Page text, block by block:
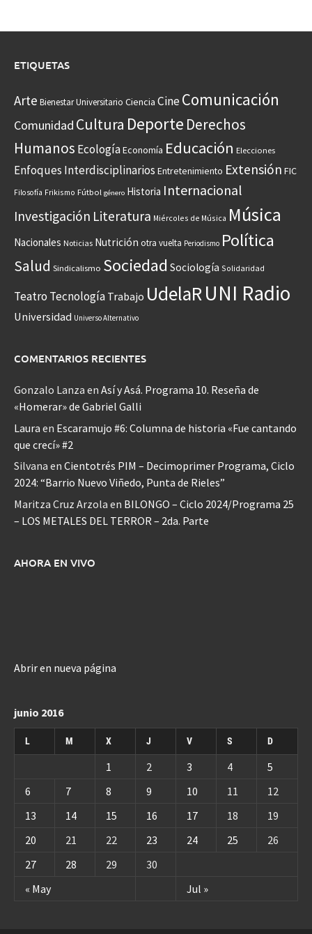
ETIQUETAS
Arte Bienestar Universitario Ciencia CineComunicación
Comunidad Cultura Deporte Derechos
Humanos EcologíaEconomía Educación Elecciones
Enfoques Interdisciplinarios Entretenimiento Extensión FIC
Filosofía Frikismo Fútbol género Historia Internacional
Investigación Literatura Miércoles de Música Música
Nacionales Noticias Nutrición otra vuelta Periodismo Política
Salud Sindicalismo Sociedad Sociología Solidaridad
Teatro Tecnología Trabajo UdelaRUNI Radio
Universidad Universo Alternativo
COMENTARIOS RECIENTES
Gonzalo Lanza en Así y Asá. Programa 10. Reseña de
«Homerar» de Gabriel Galli
Laura en Escaramujo #6: Columna de historia «Fue cantando
que crecí» #2
Silvana en Cientotrés PIM – Decimoprimer Programa, Ciclo
2024: “Barrio Nuevo Viñedo, Punta de Rieles”
Maritza Cruz Arzola en BILONGO – Ciclo 2024/Programa 25
– LOS METALES DEL TERROR – 2da. Parte
AHORA EN VIVO
Abrir en nueva página
junio 2016
L M X J V S D
« May Jul »
1 2 3 4
5
6
7 8 9 10 11
12
13
14 15 16 17 18
19
20
21 22 23 24 25
26
27
28 29 30